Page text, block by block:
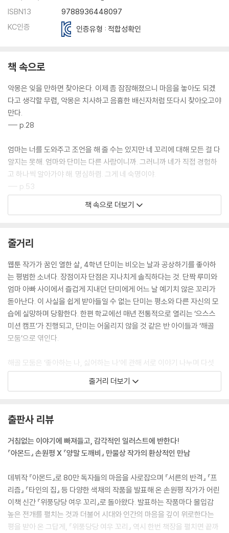
ISBN13
9788936448097
KC인증
인증유형 : 적합성확인
책 속으로
악몽은 잊을 만하면 찾아온다. 이제 좀 잠잠해졌으니 마음을 놓아도 되겠
다고 생각할 무렵, 악몽은 치사하고 음흉한 배신자처럼 또다시 찾아오고야
만다.
--- p.28
엄마는 너를 도와주고 조언을 해 줄 수는 있지만 네 꼬리에 대해 모든 걸 다
알지는 못해. 엄마와 단미는 다른 사람이니까. 그러니까 네가 직접 경험하
고 하나씩 알아가야 해. 명심하렴. 그게 네 숙명이야.
--- p.53
네가 피하려고 하면 할수록 비밀은 널 더 괴롭힐 거야.
넌 선택할 수 있어. 나와 사이좋은 친구가 될 건지, 아니면 나를 미워하면서
살아가게 될 건지.
--- p.145
내가 나를 부끄러워하고 미워한다면 이 세상 누가 나를 사랑해 줄 수 있을
까?
--- p.147
어하는 비밀 때문에 나 자신이 싫었거든. 하지만 나를 인정해야 다른 사람
한테도 손을 뻗을 수 있다는 걸 알게 됐어
가 뭐래도 난 위풍당당 여우 꼬리를 가진, 손단미라는 사실이다!
책 속으로 더보기
줄거리
웹툰 작가가 꿈인 열한 살, 4학년 단미는 비오는 날과 공상하기를 좋아하
는 평범한 소녀다. 장점이자 단점은 지나치게 솔직하다는 것. 단짝 루미와
엄마 아빠 사이에서 즐겁게 지내던 단미에게 어느 날 예기치 않은 꼬리가
돋아난다. 이 사실을 쉽게 받아들일 수 없는 단미는 평소와 다른 자신의 모
습에 실망하며 당황한다. 한편 학교에선 매년 전통적으로 열리는 ‘으스스
미션 캠프’가 진행되고, 단미는 어울리지 않을 것 같은 반 아이들과 ‘해골
모둠’으로 엮인다.
해골 모둠은 ‘좋아하는 나, 싫어하는 나’에 관해 서로 이야기 나누며 다섯
가지 펜던트를 찾아내는 미션을 수행해야 하지만, 어쩐지 처음부터 삐걱대
기 시작한다. 속을 알 수 없는 친구 재이와 마음에 들지 않는 윤나, 아무 때
존재를 들키지 않고 무사히 캠프를 마칠 수 있을까?
줄거리 더보기
출판사 리뷰
거침없는 이야기에 빠져들고, 감각적인 일러스트에 반한다!
『아몬드』 손원평 X 『양말 도깨비』 만물상 작가의 환상적인 만남
데뷔작 『아몬드』로 80만 독자들의 마음을 사로잡으며 『서른의 반격』 『프
리즘』 『타인의 집』 등 다양한 색채의 작품을 발표해 온 손원평 작가가 어린
이책 신간 『위풍당당 여우 꼬리』로 돌아왔다. 발표하는 작품마다 몰입감
높은 전개를 펼치는 것과 더불어 시대와 인간의 마음을 깊이 위로한다는
평을 받아 온 그답게, 『위풍당당 여우 꼬리』 역시 한번 책장을 펼치면 끝까